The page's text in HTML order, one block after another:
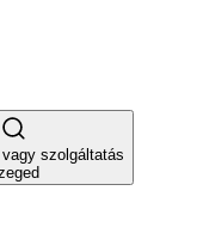
szolgáltatás